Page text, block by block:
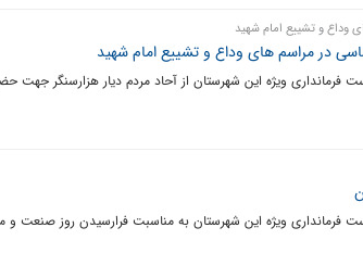
وداع و تشییع امام شهید
در مراسم های وداع و تشییع امام شهید
فرمانداری ویژه این شهرستان از آحاد مردم دیار هزارسنگر جهت
فرمانداری ویژه این شهرستان به مناسبت فرارسیدن روز صنعت و